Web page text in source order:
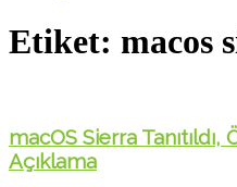
Etiket: macos
macOS Sierra
Açıklama